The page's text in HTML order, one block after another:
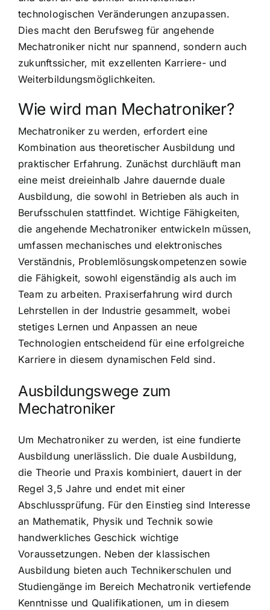
technologischen Veränderungen anzupassen.
Dies macht den Berufsweg für angehende
Mechatroniker nicht nur spannend, sondern auch
zukunftssicher, mit exzellenten Karriere- und
Weiterbildungsmöglichkeiten.
Wie wird man Mechatroniker?
Mechatroniker zu werden, erfordert eine
Kombination aus theoretischer Ausbildung und
praktischer Erfahrung. Zunächst durchläuft man
eine meist dreieinhalb Jahre dauernde duale
Ausbildung, die sowohl in Betrieben als auch in
Berufsschulen stattfindet. Wichtige Fähigkeiten,
die angehende Mechatroniker entwickeln müssen,
umfassen mechanisches und elektronisches
Verständnis, Problemlösungskompetenzen sowie
die Fähigkeit, sowohl eigenständig als auch im
Team zu arbeiten. Praxiserfahrung wird durch
Lehrstellen in der Industrie gesammelt, wobei
stetiges Lernen und Anpassen an neue
Technologien entscheidend für eine erfolgreiche
Karriere in diesem dynamischen Feld sind.
Ausbildungswege zum
Mechatroniker
Um Mechatroniker zu werden, ist eine fundierte
Ausbildung unerlässlich. Die duale Ausbildung,
die Theorie und Praxis kombiniert, dauert in der
Regel 3,5 Jahre und endet mit einer
Abschlussprüfung. Für den Einstieg sind Interesse
an Mathematik, Physik und Technik sowie
handwerkliches Geschick wichtige
Voraussetzungen. Neben der klassischen
Ausbildung bieten auch Technikerschulen und
Studiengänge im Bereich Mechatronik vertiefende
Kenntnisse und Qualifikationen, um in diesem